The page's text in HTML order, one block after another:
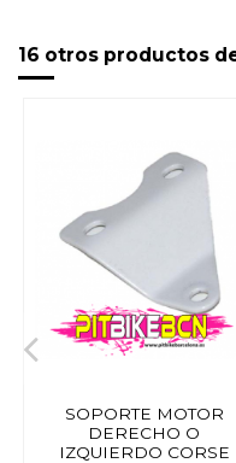
16 otros productos
SOPORTE MOTOR
DERECHO O
IZQUIERDO CORSE